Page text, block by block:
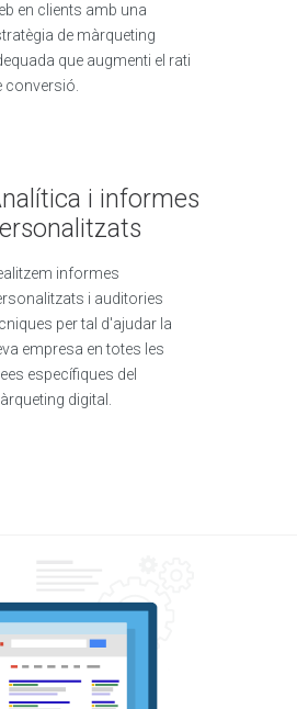
en clients amb una
de màrqueting
que augmenti el rati
conversió.
i informes
informes
i auditories
per tal d'ajudar la
empresa en totes les
específiques del
digital.